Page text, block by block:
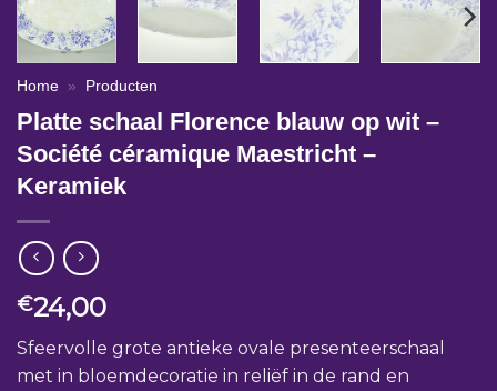
Home » Producten
Platte schaal Florence blauw op wit –
Société céramique Maestricht –
Keramiek
€24,00
Sfeervolle grote antieke ovale presenteerschaal
met in bloemdecoratie in reliëf in de rand en